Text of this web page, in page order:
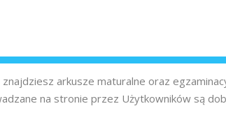
arkusze maturalne oraz
na stronie przez Użytkowników są